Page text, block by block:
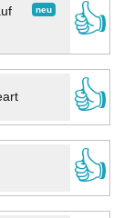
neu
👍
👍
👍